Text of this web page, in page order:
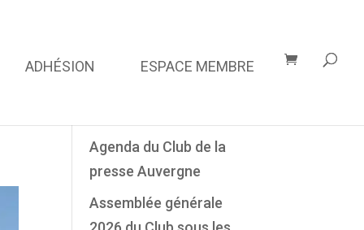
ADHÉSION ESPACE MEMBRE
Agenda du Club de la
presse Auvergne
Assemblée générale